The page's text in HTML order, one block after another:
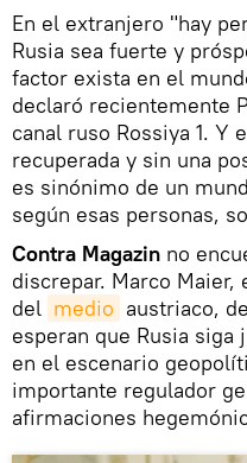
En el extranjero "hay
Rusia sea fuerte y
factor exista en el
declaró recientemente
canal ruso Rossiya 1. Y
recuperada y sin una
es sinónimo de un
según esas personas,
Contra Magazin no
discrepar. Marco
del medio austriaco,
esperan que Rusia
en el escenario
importante regulador
afirmaciones